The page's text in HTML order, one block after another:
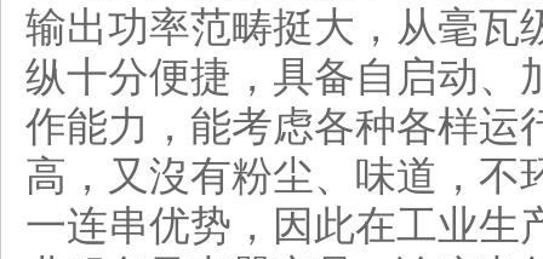
输出功率范畴挺大，从毫瓦
纵十分便捷，具备自启动、
作能力，能考虑各种各样运
高，又沒有粉尘、味道，不
一连串优势，因此在工业生